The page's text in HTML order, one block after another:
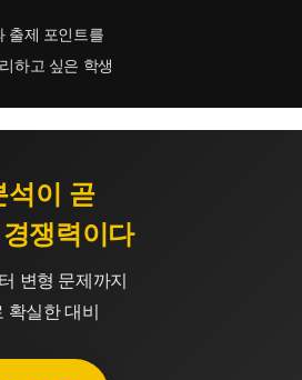
출제 포인트를
하고 싶은 학생
석이 곧
쟁력이다
변형 문제까지
확실한 대비